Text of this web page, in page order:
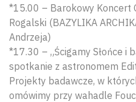
*15.00 – Barokowy Koncert
Rogalski (BAZYLIKA
Andrzeja)
*17.30 – „Ścigamy Słońce i
spotkanie z astronomem
Projekty badawcze, w
omówimy przy wahadle